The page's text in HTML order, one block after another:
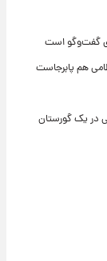
گفت‌وگو است
هم پابرجاست
یک گورستان